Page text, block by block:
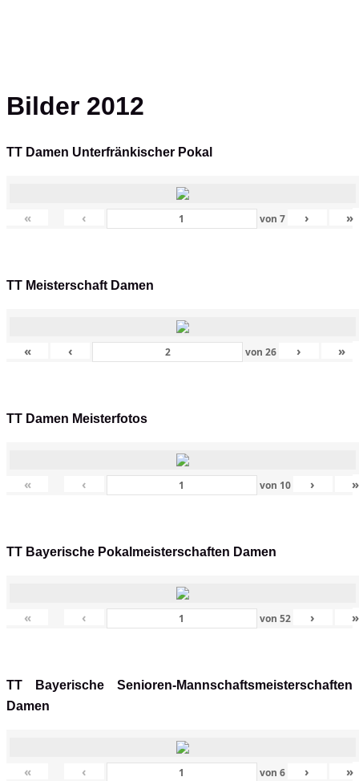
Bilder 2012
TT Damen Unterfränkischer Pokal
« ‹ von 7 › »
TT Meisterschaft Damen
« ‹ von26 › »
TT Damen Meisterfotos
« ‹ von 10 › »
TT Bayerische Pokalmeisterschaften Damen
« ‹ von 52 › »
TT Bayerische Senioren-Mannschaftsmeisterschaften
Damen
« ‹ von 6 › »